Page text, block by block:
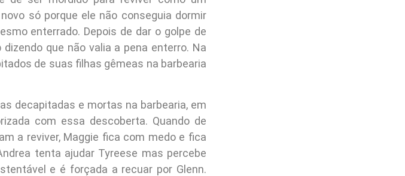
só porque ele não conseguia dormir
enterrado. Depois de dar o golpe de
que não valia a pena enterro. Na
de suas filhas gêmeas na barbearia
decapitadas e mortas na barbearia, em
com essa descoberta. Quando de
a reviver, Maggie fica com medo e fica
tenta ajudar Tyreese mas percebe
e é forçada a recuar por Glenn.